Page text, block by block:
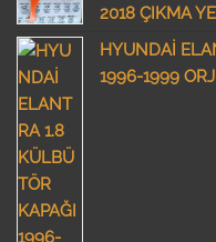
2018 ÇIKMA
HYUNDAİ
1996-1999